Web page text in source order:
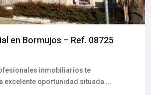
en Bormujos – Ref. 08725
inmobiliarios te
excelente oportunidad situada ...